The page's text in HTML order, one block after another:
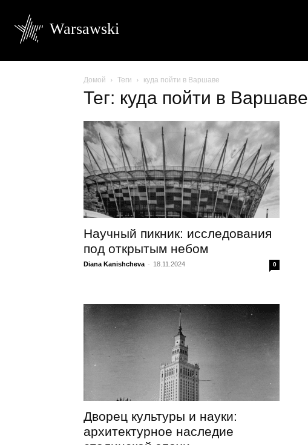
Warsawski
Домой Теги куда пойти в Варшаве
Тег: куда пойти в Варшаве
Научный пикник: исследования
под открытым небом
Diana Kanishcheva - 18.11.2024 0
Дворец культуры и науки:
архитектурное наследие